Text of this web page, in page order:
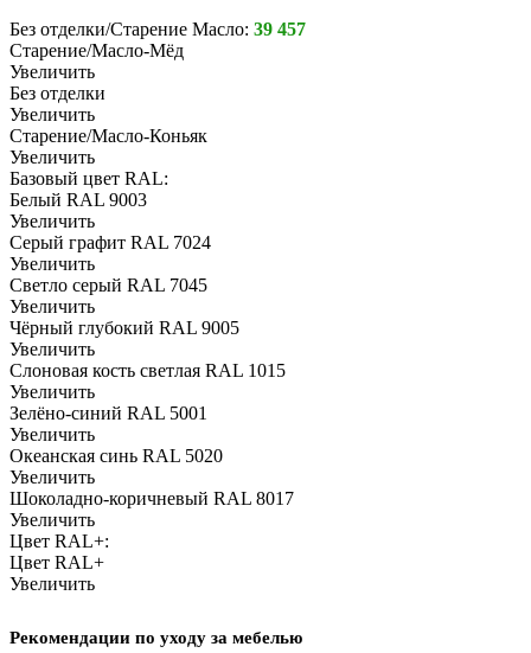
Без отделки/Старение Масло: 39 457
Старение/Масло-Мёд
Увеличить
Без отделки
Увеличить
Старение/Масло-Коньяк
Увеличить
Базовый цвет RAL:
Белый RAL 9003
Увеличить
Серый графит RAL 7024
Увеличить
Светло серый RAL 7045
Увеличить
Чёрный глубокий RAL 9005
Увеличить
Слоновая кость светлая RAL 1015
Увеличить
Зелёно-синий RAL 5001
Увеличить
Океанская синь RAL 5020
Увеличить
Шоколадно-коричневый RAL 8017
Увеличить
Цвет RAL+:
Цвет RAL+
Увеличить
Рекомендации по уходу за мебелью